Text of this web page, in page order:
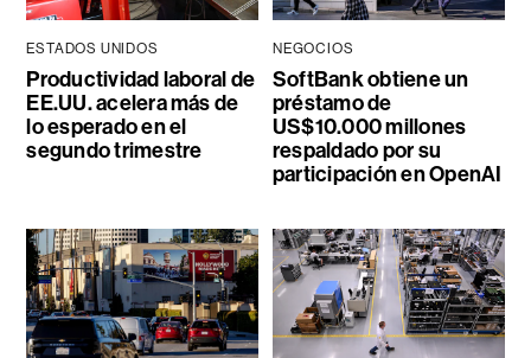
ESTADOS UNIDOS
Productividad laboral de
EE.UU. acelera más de
lo esperado en el
segundo trimestre
NEGOCIOS
SoftBank obtiene un
préstamo de
US$10.000 millones
respaldado por su
participación en OpenAI